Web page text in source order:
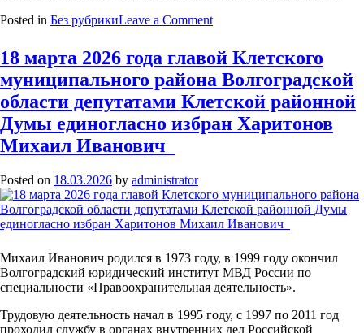
Posted in Без рубрикиLeave a Commenton
совещание
по
актуальным
вопросам
развития
местного
самоуправления
прошел
сегодня
в
районе
18 марта 2026 года главой Клетского
муниципального района Волгоградской
области депутатами Клетской районной
Думы единогласно избран Харитонов
Михаил Иванович
Posted on 18.03.2026 by administrator
Михаил Иванович родился в 1973 году, в 1999 году окончил
Волгоградский юридический институт МВД России по
специальности «Правоохранительная деятельность».
Трудовую деятельность начал в 1995 году, с 1997 по 2011 год
проходил службу в органах внутренних дел Российской